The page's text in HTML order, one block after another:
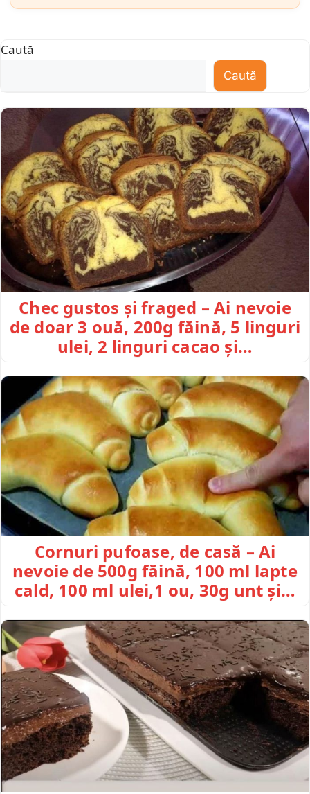
Caută
Caută
Chec gustos și fraged – Ai nevoie
de doar 3 ouă, 200g făină, 5 linguri
ulei, 2 linguri cacao și…
Cornuri pufoase, de casă – Ai
nevoie de 500g făină, 100 ml lapte
cald, 100 ml ulei,1 ou, 30g unt și…